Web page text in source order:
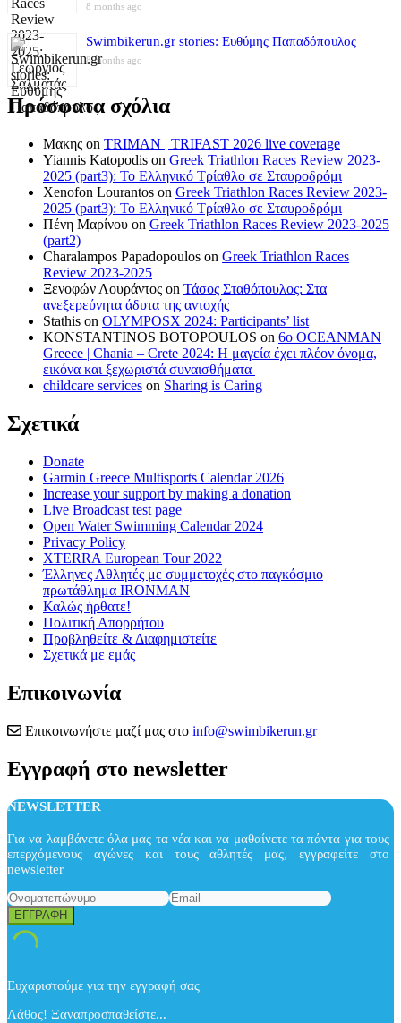
8 months ago
Swimbikerun.gr stories: Ευθύμης Παπαδόπουλος
8 months ago
Πρόσφατα σχόλια
Μακης on TRIMAN | TRIFAST 2026 live coverage
Yiannis Katopodis on Greek Triathlon Races Review 2023-
2025 (part3): Το Ελληνικό Τρίαθλο σε Σταυροδρόμι
Xenofon Lourantos on Greek Triathlon Races Review 2023-
2025 (part3): Το Ελληνικό Τρίαθλο σε Σταυροδρόμι
Πένη Μαρίνου on Greek Triathlon Races Review 2023-2025
(part2)
Charalampos Papadopoulos on Greek Triathlon Races
Review 2023-2025
Ξενοφών Λουράντος on Τάσος Σταθόπουλος: Στα
ανεξερεύνητα άδυτα της αντοχής
Stathis on OLYMPOSX 2024: Participants’ list
KONSTANTINOS BOTOPOULOS on 6ο OCEANMAN
Greece | Chania – Crete 2024: Η μαγεία έχει πλέον όνομα,
εικόνα και ξεχωριστά συναισθήματα
childcare services on Sharing is Caring
Σχετικά
Donate
Garmin Greece Multisports Calendar 2026
Increase your support by making a donation
Live Broadcast test page
Open Water Swimming Calendar 2024
Privacy Policy
XTERRA European Tour 2022
Έλληνες Αθλητές με συμμετοχές στο παγκόσμιο
πρωτάθλημα IRONMAN
Καλώς ήρθατε!
Πολιτική Απορρήτου
Προβληθείτε & Διαφημιστείτε
Σχετικά με εμάς
Επικοινωνία
Επικοινωνήστε μαζί μας στο info@swimbikerun.gr
Εγγραφή στο newsletter
NEWSLETTER
Για να λαμβάνετε όλα μας τα νέα και να μαθαίνετε τα πάντα για τους
επερχόμενους αγώνες και τους αθλητές μας, εγγραφείτε στο
newsletter
Ευχαριστούμε για την εγγραφή σας
Λάθος! Ξαναπροσπαθείστε...